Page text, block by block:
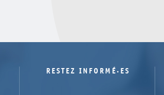
RESTEZ INFORMÉ·ES